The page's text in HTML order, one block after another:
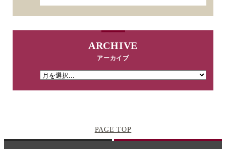
ARCHIVE
アーカイブ
PAGE TOP